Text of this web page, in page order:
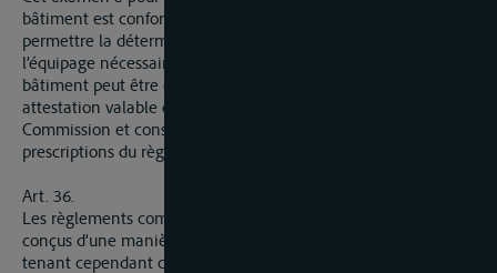
bâtiment est conforme aux prescriptions du règlement et de
permettre la détermination des agrès et de l’effectif de
l’équipage nécessaires. En ce qui concerne la construction, le
bâtiment peut être dispensé de cet examen s’il est muni d’une
attestation valable délivrée par un organisme agrée par la
Commission et constatant que la construction répond aux
prescriptions du règlement.
Art. 36.
Les règlements communs de police de la navigation seront
conçus d’une manière uniforme pour tout le cours du Rhin en
tenant cependant compte de la diversité des conditions de la